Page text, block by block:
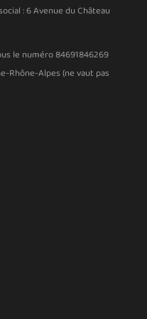
: 6 Avenue du Château
le numéro 84691846269
Rhône-Alpes (ne vaut pas